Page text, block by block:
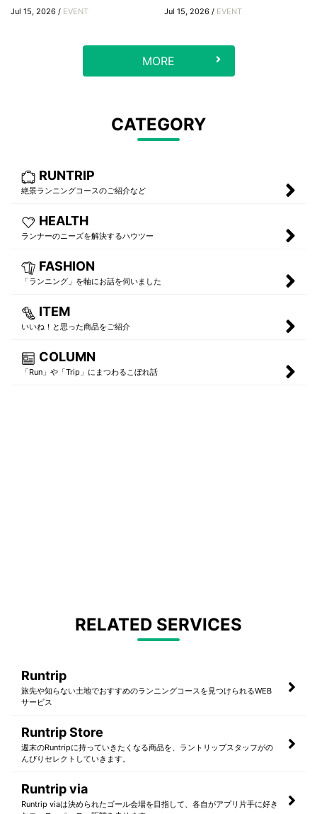
Jul 15, 2026 / EVENT Jul 15, 2026 / EVENT
MORE
CATEGORY
RUNTRIP
絶景ランニングコースのご紹介など
HEALTH
ランナーのニーズを解決するハウツー
FASHION
「ランニング」を軸にお話を伺いました
ITEM
いいね！と思った商品をご紹介
COLUMN
「Run」や「Trip」にまつわるこぼれ話
RELATED SERVICES
Runtrip
旅先や知らない土地でおすすめのランニングコースを見つけられるWEB
サービス
Runtrip Store
週末のRuntripに持っていきたくなる商品を、ラントリップスタッフがの
んびりセレクトしていきます。
Runtrip via
Runtrip viaは決められたゴール会場を目指して、各自がアプリ片手に好き